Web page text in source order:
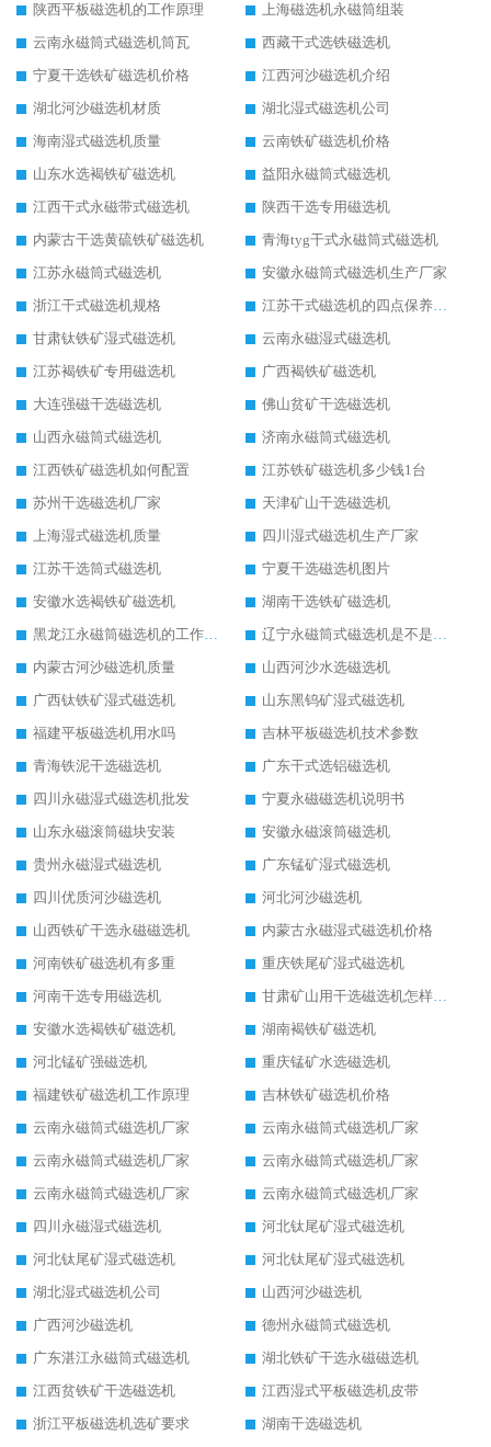
陕西平板磁选机的工作原理
上海磁选机永磁筒组装
云南永磁筒式磁选机筒瓦
西藏干式选铁磁选机
宁夏干选铁矿磁选机价格
江西河沙磁选机介绍
湖北河沙磁选机材质
湖北湿式磁选机公司
海南湿式磁选机质量
云南铁矿磁选机价格
山东水选褐铁矿磁选机
益阳永磁筒式磁选机
江西干式永磁带式磁选机
陕西干选专用磁选机
内蒙古干选黄硫铁矿磁选机
青海tyg干式永磁筒式磁选机
江苏永磁筒式磁选机
安徽永磁筒式磁选机生产厂家
浙江干式磁选机规格
江苏干式磁选机的四点保养秘籍
甘肃钛铁矿湿式磁选机
云南永磁湿式磁选机
江苏褐铁矿专用磁选机
广西褐铁矿磁选机
大连强磁干选磁选机
佛山贫矿干选磁选机
山西永磁筒式磁选机
济南永磁筒式磁选机
江西铁矿磁选机如何配置
江苏铁矿磁选机多少钱1台
苏州干选磁选机厂家
天津矿山干选磁选机
上海湿式磁选机质量
四川湿式磁选机生产厂家
江苏干选筒式磁选机
宁夏干选磁选机图片
安徽水选褐铁矿磁选机
湖南干选铁矿磁选机
黑龙江永磁筒磁选机的工作原理
辽宁永磁筒式磁选机是不是强磁
内蒙古河沙磁选机质量
山西河沙水选磁选机
广西钛铁矿湿式磁选机
山东黑钨矿湿式磁选机
福建平板磁选机用水吗
吉林平板磁选机技术参数
青海铁泥干选磁选机
广东干式选铝磁选机
四川永磁湿式磁选机批发
宁夏永磁磁选机说明书
山东永磁滚筒磁块安装
安徽永磁滚筒磁选机
贵州永磁湿式磁选机
广东锰矿湿式磁选机
四川优质河沙磁选机
河北河沙磁选机
山西铁矿干选永磁磁选机
内蒙古永磁湿式磁选机价格
河南铁矿磁选机有多重
重庆铁尾矿湿式磁选机
河南干选专用磁选机
甘肃矿山用干选磁选机怎样调磁
安徽水选褐铁矿磁选机
湖南褐铁矿磁选机
河北锰矿强磁选机
重庆锰矿水选磁选机
福建铁矿磁选机工作原理
吉林铁矿磁选机价格
云南永磁筒式磁选机厂家
云南永磁筒式磁选机厂家
云南永磁筒式磁选机厂家
云南永磁筒式磁选机厂家
云南永磁筒式磁选机厂家
云南永磁筒式磁选机厂家
四川永磁湿式磁选机
河北钛尾矿湿式磁选机
河北钛尾矿湿式磁选机
河北钛尾矿湿式磁选机
湖北湿式磁选机公司
山西河沙磁选机
广西河沙磁选机
德州永磁筒式磁选机
广东湛江永磁筒式磁选机
湖北铁矿干选永磁磁选机
江西贫铁矿干选磁选机
江西湿式平板磁选机皮带
浙江平板磁选机选矿要求
湖南干选磁选机